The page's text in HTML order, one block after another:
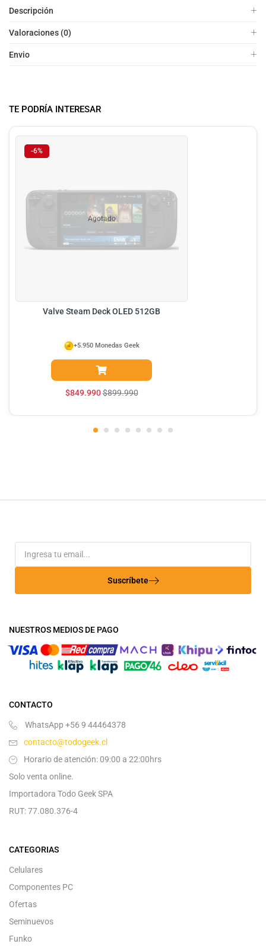
Descripción
Valoraciones (0)
Envio
TE PODRÍA INTERESAR
-6%
Agotado
Valve Steam Deck OLED 512GB
$849.990$899.990
+5.950 Monedas Geek
Suscríbete
NUESTROS MEDIOS DE PAGO
CONTACTO
WhatsApp +56 9 44464378
contacto@todogeek.cl
Horario de atención: 09:00 a 22:00hrs
Solo venta online.
Importadora Todo Geek SPA
RUT: 77.080.376-4
CATEGORIAS
Celulares
Componentes PC
Ofertas
Seminuevos
Funko